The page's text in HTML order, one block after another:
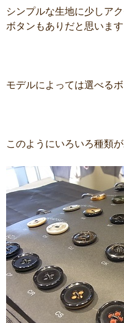
シンプルな生地に少しア
ボタンもありだと思います
モデルによっては選べる
このようにいろいろ種類が